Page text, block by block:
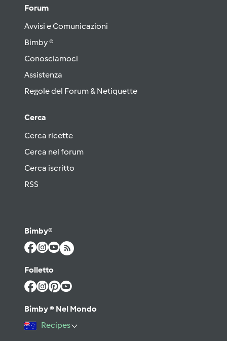
Forum
Avvisi e Comunicazioni
Bimby ®
Conosciamoci
Assistenza
Regole del Forum & Netiquette
Cerca
Cerca ricette
Cerca nel forum
Cerca iscritto
RSS
Bimby®
Folletto
Bimby ® Nel Mondo
Recipes